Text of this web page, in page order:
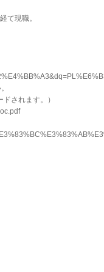
て現職。
されます。）